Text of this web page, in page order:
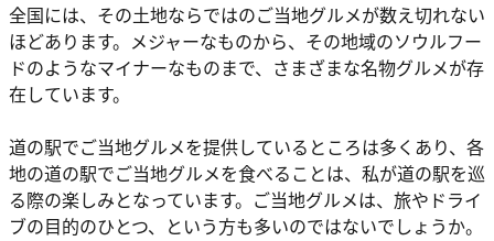
全国には、その土地ならではのご当地グルメが数え切れない
ほどあります。メジャーなものから、その地域のソウルフー
ドのようなマイナーなものまで、さまざまな名物グルメが存
在しています。
道の駅でご当地グルメを提供しているところは多くあり、各
地の道の駅でご当地グルメを食べることは、私が道の駅を巡
る際の楽しみとなっています。ご当地グルメは、旅やドライ
ブの目的のひとつ、という方も多いのではないでしょうか。